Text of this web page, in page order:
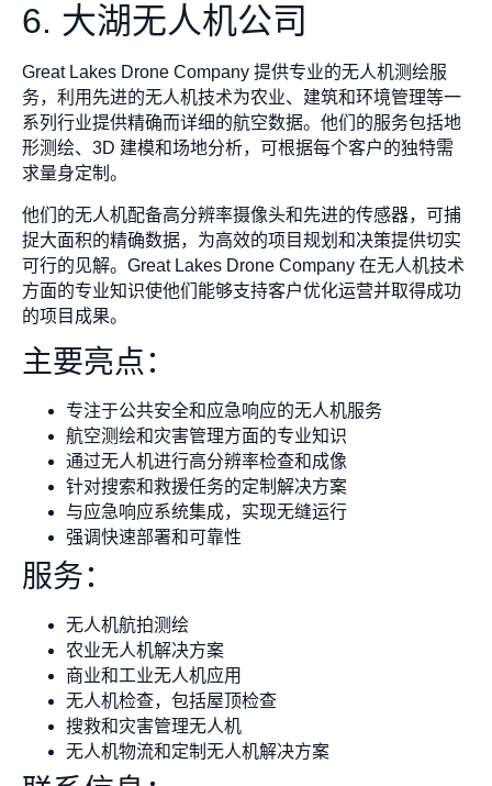
6. 大湖无人机公司
Great Lakes Drone Company 提供专业的无人机测绘服
务，利用先进的无人机技术为农业、建筑和环境管理等一
系列行业提供精确而详细的航空数据。他们的服务包括地
形测绘、3D 建模和场地分析，可根据每个客户的独特需
求量身定制。
他们的无人机配备高分辨率摄像头和先进的传感器，可捕
捉大面积的精确数据，为高效的项目规划和决策提供切实
可行的见解。Great Lakes Drone Company 在无人机技术
方面的专业知识使他们能够支持客户优化运营并取得成功
的项目成果。
主要亮点：
专注于公共安全和应急响应的无人机服务
航空测绘和灾害管理方面的专业知识
通过无人机进行高分辨率检查和成像
针对搜索和救援任务的定制解决方案
与应急响应系统集成，实现无缝运行
强调快速部署和可靠性
服务：
无人机航拍测绘
农业无人机解决方案
商业和工业无人机应用
无人机检查，包括屋顶检查
搜救和灾害管理无人机
无人机物流和定制无人机解决方案